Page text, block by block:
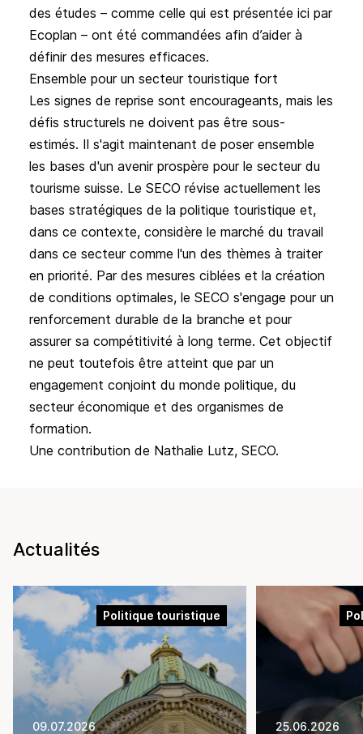
des études – comme celle qui est présentée ici par
Ecoplan – ont été commandées afin d’aider à
définir des mesures efficaces.
Ensemble pour un secteur touristique fort
Les signes de reprise sont encourageants, mais les
défis structurels ne doivent pas être sous-
estimés. Il s'agit maintenant de poser ensemble
les bases d'un avenir prospère pour le secteur du
tourisme suisse. Le SECO révise actuellement les
bases stratégiques de la politique touristique et,
dans ce contexte, considère le marché du travail
dans ce secteur comme l'un des thèmes à traiter
en priorité. Par des mesures ciblées et la création
de conditions optimales, le SECO s'engage pour un
renforcement durable de la branche et pour
assurer sa compétitivité à long terme. Cet objectif
ne peut toutefois être atteint que par un
engagement conjoint du monde politique, du
secteur économique et des organismes de
formation.
Une contribution de Nathalie Lutz, SECO.
Actualités
Politique touristique
09.07.2026 25.06.2026